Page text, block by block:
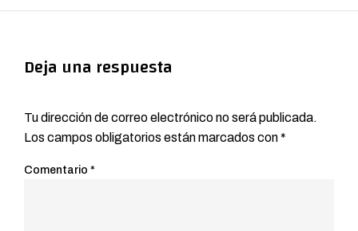
Deja una respuesta
Tu dirección de correo electrónico no será publicada.
Los campos obligatorios están marcados con*
Comentario *